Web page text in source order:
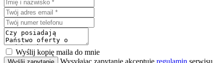
Wyślij kopię maila do mnie
Wysyłając zapytanie akceptuję regulamin serwisu